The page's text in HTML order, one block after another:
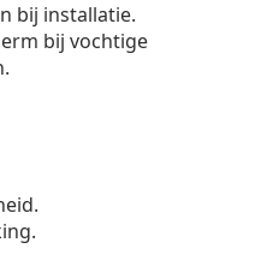
bij installatie.
bij vochtige